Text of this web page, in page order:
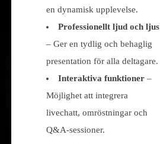
en dynamisk upplevelse.
Professionellt ljud och ljus
– Ger en tydlig och behaglig
presentation för alla deltagare.
Interaktiva funktioner–
Möjlighet att integrera
livechatt, omröstningar och
Q&A-sessioner.